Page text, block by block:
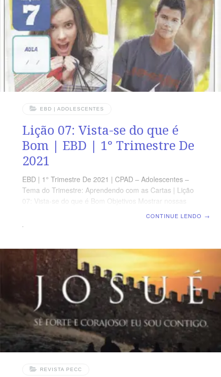
Afora o suplemento do professor, todo o conteúdo de
cada lição é igual para alunos e mestres, inclusive o
número da página. ORIENTAÇÃO PEDAGÓGICA Em
Josué 9 há
EBD | ADOLESCENTES
Lição 07: Vista-se do que é
Bom | EBD | 1° Trimestre De
2021
EBD | 1° Trimestre De 2021 | CPAD – Adolescentes –
Tema do Trimestre: Aprendendo com as Cartas | Lição
07: Vista-se do que é Bom Objetivos Mostrar nossas
ressuscitastes com Cristo, buscai as coisas que são de
cima, onde Cristo está assentado à destra de Deus. 2
Pensai nas coisas que são de cima, e não nas que são
CONTINUE LENDO →
REVISTA PECC